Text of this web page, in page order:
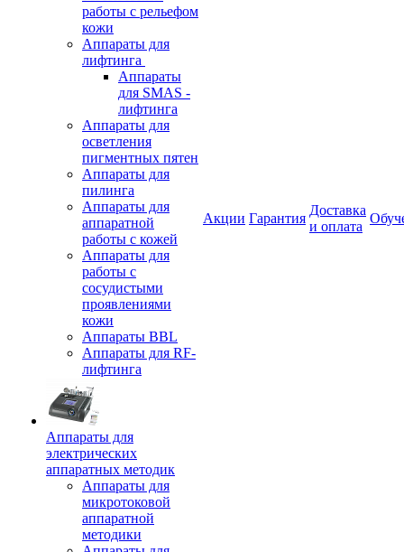
работы с рельефом
кожи
Аппараты для
лифтинга
Аппараты
для SMAS -
лифтинга
Аппараты для
осветления
пигментных пятен
Аппараты для
пилинга
Аппараты для
аппаратной
работы с кожей
Аппараты для
работы с
сосудистыми
проявлениями
кожи
Аппараты BBL
Аппараты для RF-
лифтинга
Аппараты для
электрических
аппаратных методик
Аппараты для
микротоковой
аппаратной
методики
Акции Гарантия
Доставка
и оплата